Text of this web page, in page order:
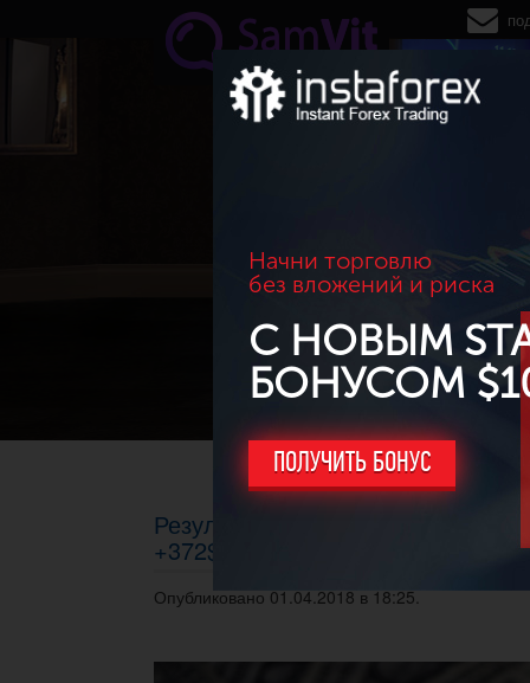
Перейти к основному содержанию
Начни торговлю
без вложений и риска
С НОВЫМ
БОНУСОМ
ПОЛУЧИТЬ БОНУС
Результаты торговли за март
+372$
Опубликовано 01.04.2018 в 18:25.